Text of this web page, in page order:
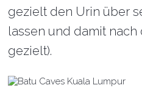
gezielt den Urin über
lassen und damit
gezielt).